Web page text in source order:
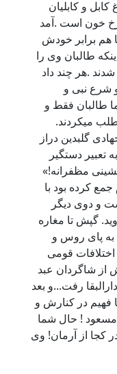
و کابلیان
خون است .آمد
هم برابر خودش
طالبان وی را
.هر چند داد
و شرع نبی و
طالبان فقط و
میکردند.
گلبدین دراز
دستگیر
مظفرانه!»
کرده بود با
و دوی دیگر
گپش تا مغاره
به پای روس و
اختلافات قومی
از شاگردان عبد
رفت...و بعد
فهیم در کنارش و
مسعود ! حال شما
کجا از آرمان! وی